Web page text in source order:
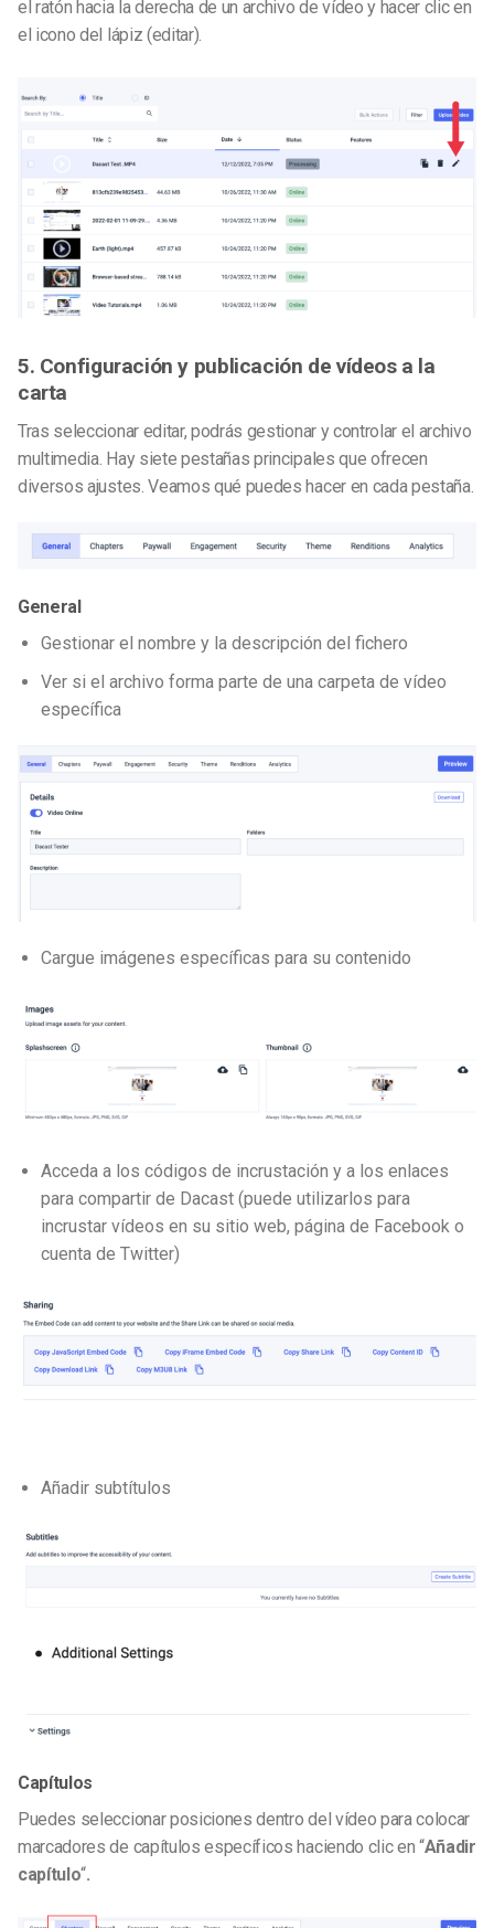
el ratón hacia la derecha de un archivo de vídeo y hacer clic en
el icono del lápiz (editar).
5. Configuración y publicación de vídeos a la
carta
Tras seleccionar editar, podrás gestionar y controlar el archivo
multimedia. Hay siete pestañas principales que ofrecen
diversos ajustes. Veamos qué puedes hacer en cada pestaña.
General
Gestionar el nombre y la descripción del fichero
Ver si el archivo forma parte de una carpeta de vídeo
específica
Cargue imágenes específicas para su contenido
Acceda a los códigos de incrustación y a los enlaces
para compartir de Dacast (puede utilizarlos para
incrustar vídeos en su sitio web, página de Facebook o
cuenta de Twitter)
Añadir subtítulos
Capítulos
Puedes seleccionar posiciones dentro del vídeo para colocar
marcadores de capítulos específicos haciendo clic en “Añadir
capítulo“.